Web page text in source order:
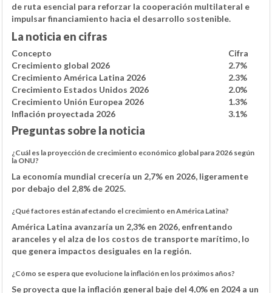
de ruta esencial para reforzar la cooperación multilateral e
impulsar financiamiento hacia el desarrollo sostenible.
La noticia en cifras
Concepto
Cifra
Crecimiento global 2026
2.7%
Crecimiento América Latina 2026
2.3%
Crecimiento Estados Unidos 2026
2.0%
Crecimiento Unión Europea 2026
1.3%
Inflación proyectada 2026
3.1%
Preguntas sobre la noticia
¿Cuál es la proyección de crecimiento económico global para 2026 según
la ONU?
La economía mundial crecería un 2,7% en 2026, ligeramente
por debajo del 2,8% de 2025.
¿Qué factores están afectando el crecimiento en América Latina?
América Latina avanzaría un 2,3% en 2026, enfrentando
aranceles y el alza de los costos de transporte marítimo, lo
que genera impactos desiguales en la región.
¿Cómo se espera que evolucione la inflación en los próximos años?
Se proyecta que la inflación general baje del 4,0% en 2024 a un